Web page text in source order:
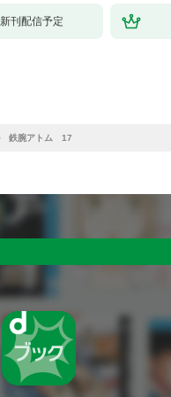
新刊配信予定
鉄腕アトム 17